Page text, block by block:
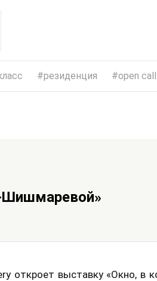
резиденция open call
Шишмаревой»
откроет выставку «Окно, в